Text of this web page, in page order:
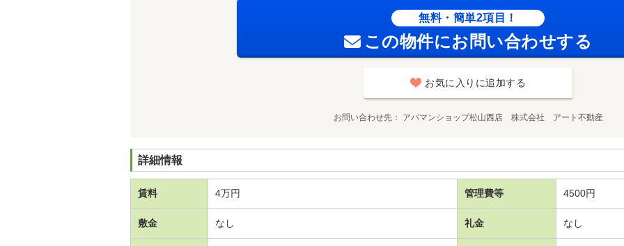
無料・簡単2項目！
この物件にお問い合わせする
お気に入りに追加する
お問い合わせ先 アパマンショップ松山西店 株式会社 アート不動産
詳細情報
賃料 4万円 管理費等 4500円
敷金 なし 礼金 なし